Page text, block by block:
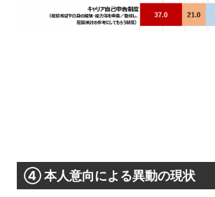
④ 本人意向による異動の現状